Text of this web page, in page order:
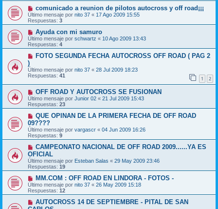
comunicado a reunion de pilotos autocross y off road¡¡¡
Último mensaje por nito 37 « 17 Ago 2009 15:55
Respuestas: 3
Ayuda con mi samuro
Último mensaje por schwartz « 10 Ago 2009 13:43
Respuestas: 4
FOTO SEGUNDA FECHA AUTOCROSS OFF ROAD ( PAG 2
)
Último mensaje por nito 37 « 28 Jul 2009 18:23
Respuestas: 41 1 2
OFF ROAD Y AUTOCROSS SE FUSIONAN
Último mensaje por Junior 02 « 21 Jul 2009 15:43
Respuestas: 23
QUE OPINAN DE LA PRIMERA FECHA DE OFF ROAD
09????
Último mensaje por vargascr « 04 Jun 2009 16:26
Respuestas: 9
CAMPEONATO NACIONAL DE OFF ROAD 2009......YA ES
OFICIAL
Último mensaje por Esteban Salas « 29 May 2009 23:46
Respuestas: 19
MM.COM : OFF ROAD EN LINDORA - FOTOS -
Último mensaje por nito 37 « 26 May 2009 15:18
Respuestas: 12
AUTOCROSS 14 DE SEPTIEMBRE - PITAL DE SAN